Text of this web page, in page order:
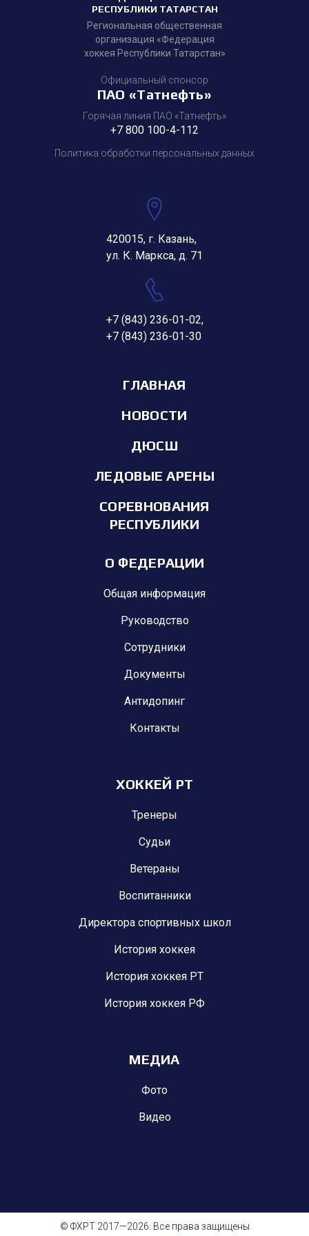
РЕСПУБЛИКИ ТАТАРСТАН
Региональная общественная
организация «Федерация
хоккея Республики Татарстан»
Официальный спонсор
ПАО «Татнефть»
Горячая линия ПАО «Татнефть»
+7 800 100-4-112
Политика обработки персональных данных
420015, г. Казань,
ул. К. Маркса, д. 71
+7 (843) 236-01-02,
+7 (843) 236-01-30
ГЛАВНАЯ
НОВОСТИ
ДЮСШ
ЛЕДОВЫЕ АРЕНЫ
СОРЕВНОВАНИЯ
РЕСПУБЛИКИ
О ФЕДЕРАЦИИ
Общая информация
Руководство
Сотрудники
Документы
Антидопинг
Контакты
ХОККЕЙ РТ
Тренеры
Судьи
Ветераны
Воспитанники
Директора спортивных школ
История хоккея
История хоккея РТ
История хоккея РФ
МЕДИА
Фото
Видео
© ФХРТ 2017—2026. Все права защищены